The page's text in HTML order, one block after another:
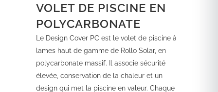
VOLET DE PISCINE EN
POLYCARBONATE
Le Design Cover PC est le volet de piscine à
lames haut de gamme de Rollo Solar, en
polycarbonate massif. Il associe sécurité
élevée, conservation de la chaleur et un
design qui met la piscine en valeur. Chaque